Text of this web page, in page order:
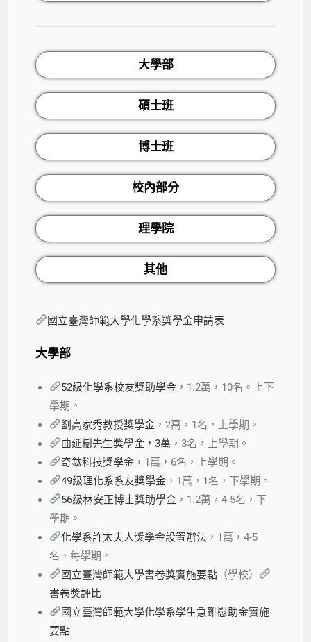
大學部
碩士班
博士班
校內部分
理學院
其他
國立臺灣師範大學化學系獎學金申請表
大學部
52級化學系校友獎助學金 ，1.2萬，10名。上下
學期。
劉高家秀教授獎學金 ，2萬，1名，上學期。
曲延樹先生獎學金，3萬 ，3名，上學期。
奇鈦科技獎學金 ，1萬，6名，上學期。
49級理化系系友獎學金 ，1萬，1名，下學期。
56級林安正博士獎助學金 ，1.2萬，4-5名，下
學期。
化學系許太夫人獎學金設置辦法 ，1萬，4-5
名，每學期。
國立臺灣師範大學書卷獎實施要點 （學校）
書卷獎評比
國立臺灣師範大學化學系學生急難慰助金實施
要點